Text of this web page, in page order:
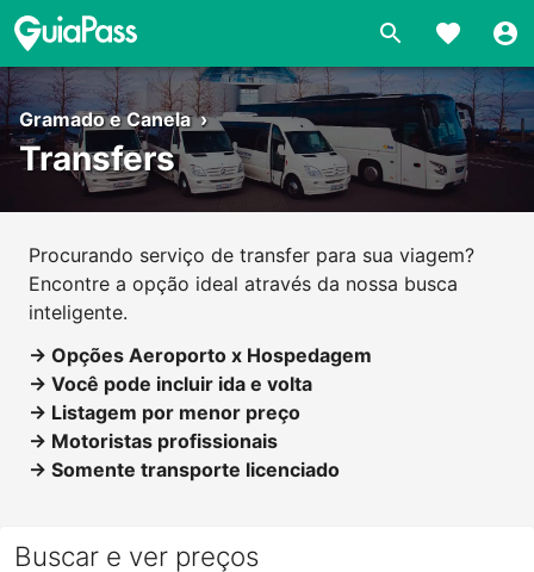
Gramado e Canela ›
Transfers
Procurando serviço de transfer para sua viagem?
Encontre a opção ideal através da nossa busca
inteligente.
→ Opções Aeroporto x Hospedagem
→ Você pode incluir ida e volta
→ Listagem por menor preço
→ Motoristas profissionais
→ Somente transporte licenciado
Buscar e ver preços